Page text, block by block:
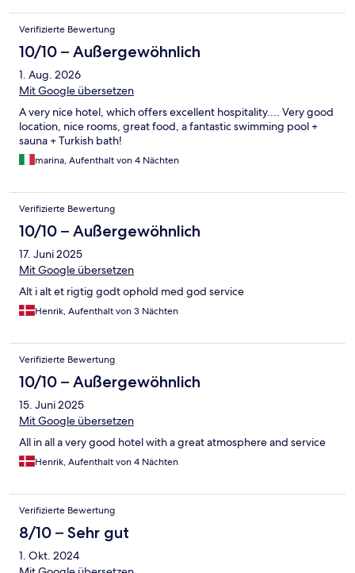
Verifizierte Bewertung
10/10 – Außergewöhnlich
1. Aug. 2026
Mit Google übersetzen
A very nice hotel, which offers excellent hospitality.... Very good
location, nice rooms, great food, a fantastic swimming pool +
sauna + Turkish bath!
marina, Aufenthalt von 4 Nächten
Verifizierte Bewertung
10/10 – Außergewöhnlich
17. Juni 2025
Mit Google übersetzen
Alt i alt et rigtig godt ophold med god service
Henrik, Aufenthalt von 3 Nächten
Verifizierte Bewertung
10/10 – Außergewöhnlich
15. Juni 2025
Mit Google übersetzen
All in all a very good hotel with a great atmosphere and service
Henrik, Aufenthalt von 4 Nächten
Verifizierte Bewertung
8/10 – Sehr gut
1. Okt. 2024